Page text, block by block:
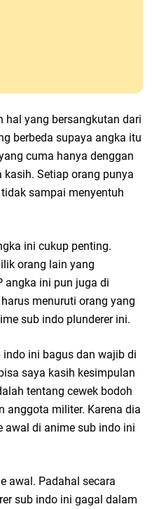
hal yang bersangkutan dari
berbeda supaya angka itu
cuma hanya denggan
Setiap orang punya
sampai menyentuh
ini cukup penting.
orang lain yang
angka ini pun juga di
menuruti orang yang
sub indo plunderer ini.
ini bagus dan wajib di
saya kasih kesimpulan
tentang cewek bodoh
anggota militer. Karena dia
awal di anime sub indo ini
awal. Padahal secara
sub indo ini gagal dalam